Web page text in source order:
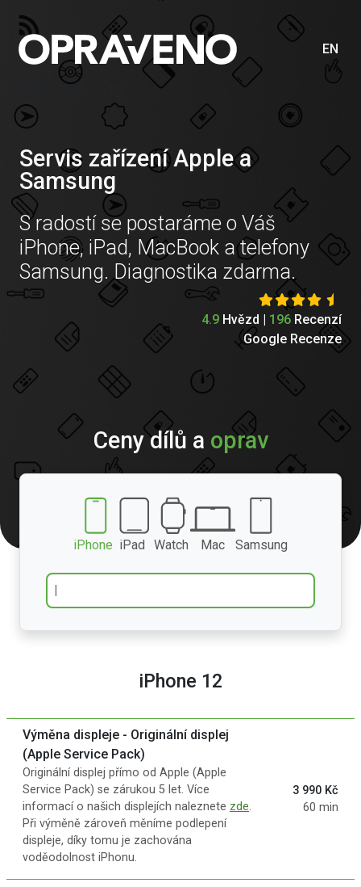
EN
Servis zařízení Apple a
Samsung
S radostí se postaráme o Váš
iPhone, iPad, MacBook a telefony
Samsung. Diagnostika zdarma.
4.9 Hvězd | 196 Recenzí
Google Recenze
Ceny dílů a oprav
iPhone iPad Watch Mac Samsung
iPhone 12
Výměna displeje - Originální displej
(Apple Service Pack)
Originální displej přímo od Apple (Apple
Service Pack) se zárukou 5 let. Více
informací o našich displejích naleznete zde.
Při výměně zároveň měníme podlepení
displeje, díky tomu je zachována
voděodolnost iPhonu.
3 990 Kč
60 min